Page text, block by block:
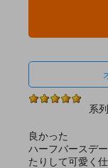
系
良かった
ハーフバースデ
たりして可愛く